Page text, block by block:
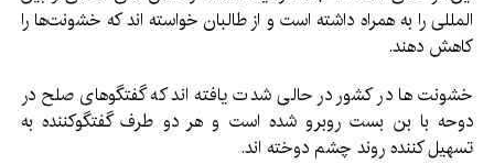
المللی را به همراه داشته است و از طالبان خواسته اند که خشونت‌ها را
کاهش دهند.
خشونت ها در کشور در حالی شدت یافته اند که گفتگوهای صلح در
دوحه با بن بست روبرو شده است و هر دو طرف گفتگوکننده به
تسهیل کننده روند چشم دوخته اند.